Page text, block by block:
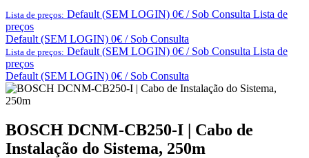
Lista de preços: Default (SEM LOGIN) 0€ / Sob Consulta Lista de
preços
Default (SEM LOGIN) 0€ / Sob Consulta
Lista de preços: Default (SEM LOGIN) 0€ / Sob Consulta Lista de
preços
Default (SEM LOGIN) 0€ / Sob Consulta
BOSCH DCNM-CB250-I | Cabo de
Instalação do Sistema, 250m